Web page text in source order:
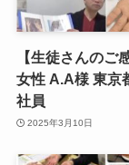
【生徒さんのご
女性 A.A様 東京
社員
2025年3月10日